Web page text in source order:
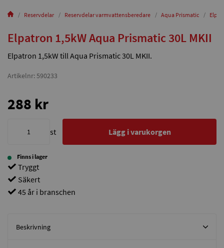
Reservdelar Reservdelar varmvattensberedare Aqua Prismatic
Elpatron 1,5kW Aqua Prismatic 30L MKII
Elpatron 1,5kW till Aqua Prismatic 30L MKII.
Artikelnr: 590233
288 kr
st Lägg i varukorgen
Finns i lager
Tryggt
Säkert
45 år i branschen
Beskrivning